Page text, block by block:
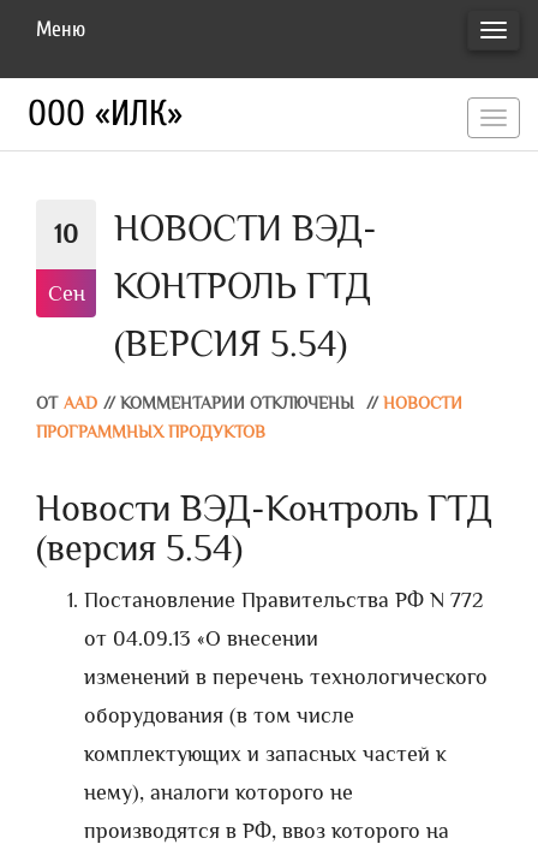
Меню
ООО «ИЛК»
10
Сен
НОВОСТИ ВЭД-
КОНТРОЛЬ ГТД
(ВЕРСИЯ 5.54)
ОТ AAD // КОММЕНТАРИИ ОТКЛЮЧЕНЫ // НОВОСТИ
ПРОГРАММНЫХ ПРОДУКТОВ
Новости ВЭД-Контроль ГТД
(версия 5.54)
Постановление Правительства РФ N 772
от 04.09.13 «О внесении
изменений в перечень технологического
оборудования (в том числе
комплектующих и запасных частей к
нему), аналоги которого не
производятся в РФ, ввоз которого на